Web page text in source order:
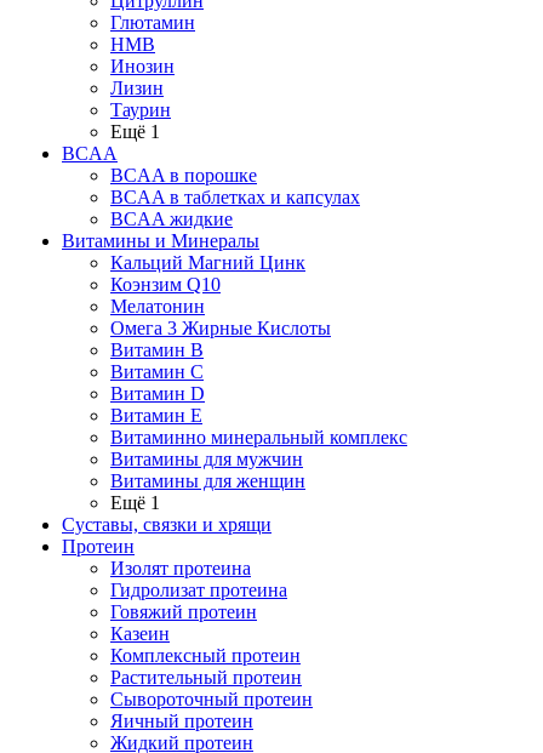
Глютамин
HMB
Инозин
Лизин
Таурин
Ещё 1
BCAA
BCAA в порошке
BCAA в таблетках и капсулах
BCAA жидкие
Витамины и Минералы
Кальций Магний Цинк
Коэнзим Q10
Мелатонин
Омега 3 Жирные Кислоты
Витамин B
Витамин C
Витамин D
Витамин E
Витаминно минеральный комплекс
Витамины для мужчин
Витамины для женщин
Ещё 1
Суставы, связки и хрящи
Протеин
Изолят протеина
Гидролизат протеина
Говяжий протеин
Казеин
Комплексный протеин
Растительный протеин
Сывороточный протеин
Яичный протеин
Жидкий протеин